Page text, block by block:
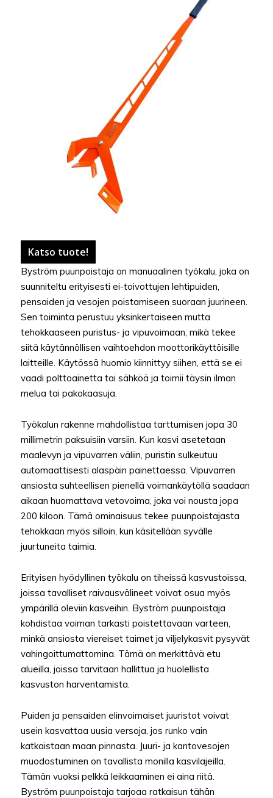
Katso tuote!
Byström puunpoistaja on manuaalinen työkalu, joka on
suunniteltu erityisesti ei-toivottujen lehtipuiden,
pensaiden ja vesojen poistamiseen suoraan juurineen.
Sen toiminta perustuu yksinkertaiseen mutta
tehokkaaseen puristus- ja vipuvoimaan, mikä tekee
siitä käytännöllisen vaihtoehdon moottorikäyttöisille
laitteille. Käytössä huomio kiinnittyy siihen, että se ei
vaadi polttoainetta tai sähköä ja toimii täysin ilman
melua tai pakokaasuja.
Työkalun rakenne mahdollistaa tarttumisen jopa 30
millimetrin paksuisiin varsiin. Kun kasvi asetetaan
maalevyn ja vipuvarren väliin, puristin sulkeutuu
automaattisesti alaspäin painettaessa. Vipuvarren
ansiosta suhteellisen pienellä voimankäytöllä saadaan
aikaan huomattava vetovoima, joka voi nousta jopa
200 kiloon. Tämä ominaisuus tekee puunpoistajasta
tehokkaan myös silloin, kun käsitellään syvälle
juurtuneita taimia.
Erityisen hyödyllinen työkalu on tiheissä kasvustoissa,
joissa tavalliset raivausvälineet voivat osua myös
ympärillä oleviin kasveihin. Byström puunpoistaja
kohdistaa voiman tarkasti poistettavaan varteen,
minkä ansiosta viereiset taimet ja viljelykasvit pysyvät
vahingoittumattomina. Tämä on merkittävä etu
alueilla, joissa tarvitaan hallittua ja huolellista
kasvuston harventamista.
Puiden ja pensaiden elinvoimaiset juuristot voivat
usein kasvattaa uusia versoja, jos runko vain
katkaistaan maan pinnasta. Juuri- ja kantovesojen
muodostuminen on tavallista monilla kasvilajeilla.
Tämän vuoksi pelkkä leikkaaminen ei aina riitä.
Byström puunpoistaja tarjoaa ratkaisun tähän